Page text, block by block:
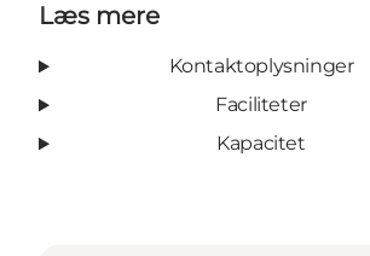
Læs mere
Kontaktoplysninger
Faciliteter
Kapacitet